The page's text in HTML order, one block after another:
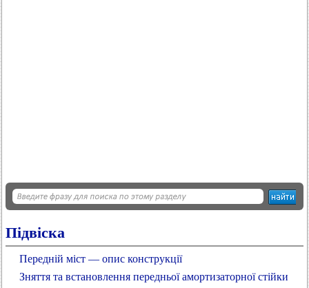
Підвіска
Передній міст — опис конструкції
Зняття та встановлення передньої амортизаторної стійки